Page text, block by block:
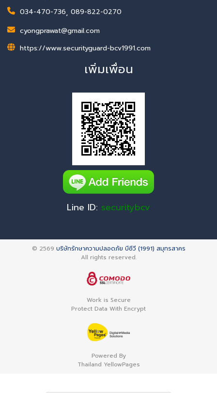
034-470-736, 089-822-0270
cyongprawat@gmail.com
https://www.securityguard-bcv1991.com
เพิ่มเพื่อน
Line ID: securitybcv
© 2569 บริษัทรักษาความปลอดภัย บีซีวี (1991) สมุทรสาคร
All rights reserved.
Work is Secure
Protect Data With Encrypt
Powered By
Thailand YellowPages